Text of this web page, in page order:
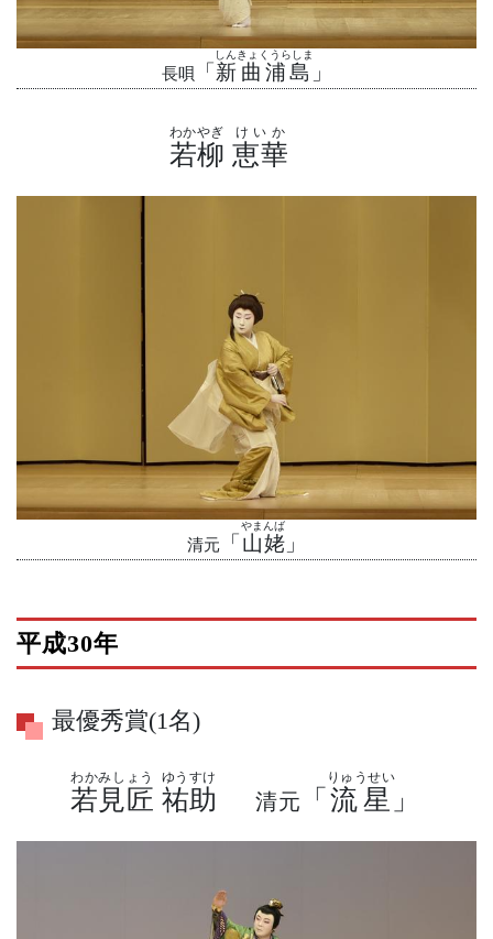
長唄 「新曲浦島
しんきょくうらしま
」
若柳
わかやぎ
恵華
けいか
清元 「 山姥
やまんば
」
平成30年
最優秀賞(1名)
若見匠
わかみしょう
祐助
ゆうすけ
清元 「 流星
りゅうせい
」